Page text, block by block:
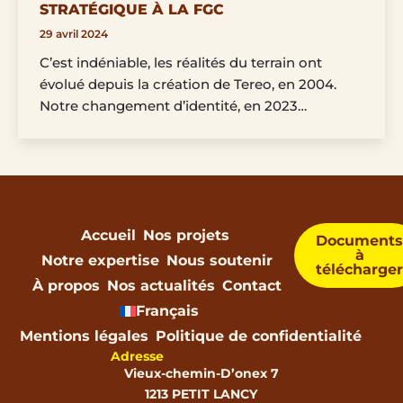
STRATÉGIQUE À LA FGC
29 avril 2024
C’est indéniable, les réalités du terrain ont
évolué depuis la création de Tereo, en 2004.
Notre changement d’identité, en 2023…
Accueil Nos projets
Notre expertise Nous soutenir
À propos Nos actualités Contact
Français
Documents
à
télécharger
Mentions légales Politique de confidentialité
Adresse
Vieux-chemin-D’onex 7
1213 PETIT LANCY